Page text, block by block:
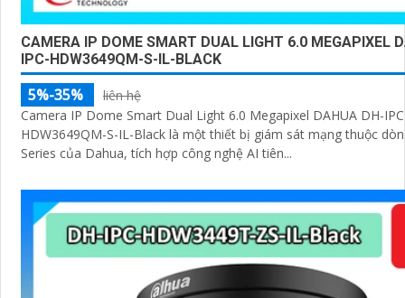
CAMERA IP DOME SMART DUAL LIGHT 6.0 MEGAPIXEL
IPC-HDW3649QM-S-IL-BLACK
5%-35%
liên hệ
Camera IP Dome Smart Dual Light 6.0 Megapixel DAHUA DH-
HDW3649QM-S-IL-Black là một thiết bị giám sát mạng thuộc
Series của Dahua, tích hợp công nghệ AI tiên...